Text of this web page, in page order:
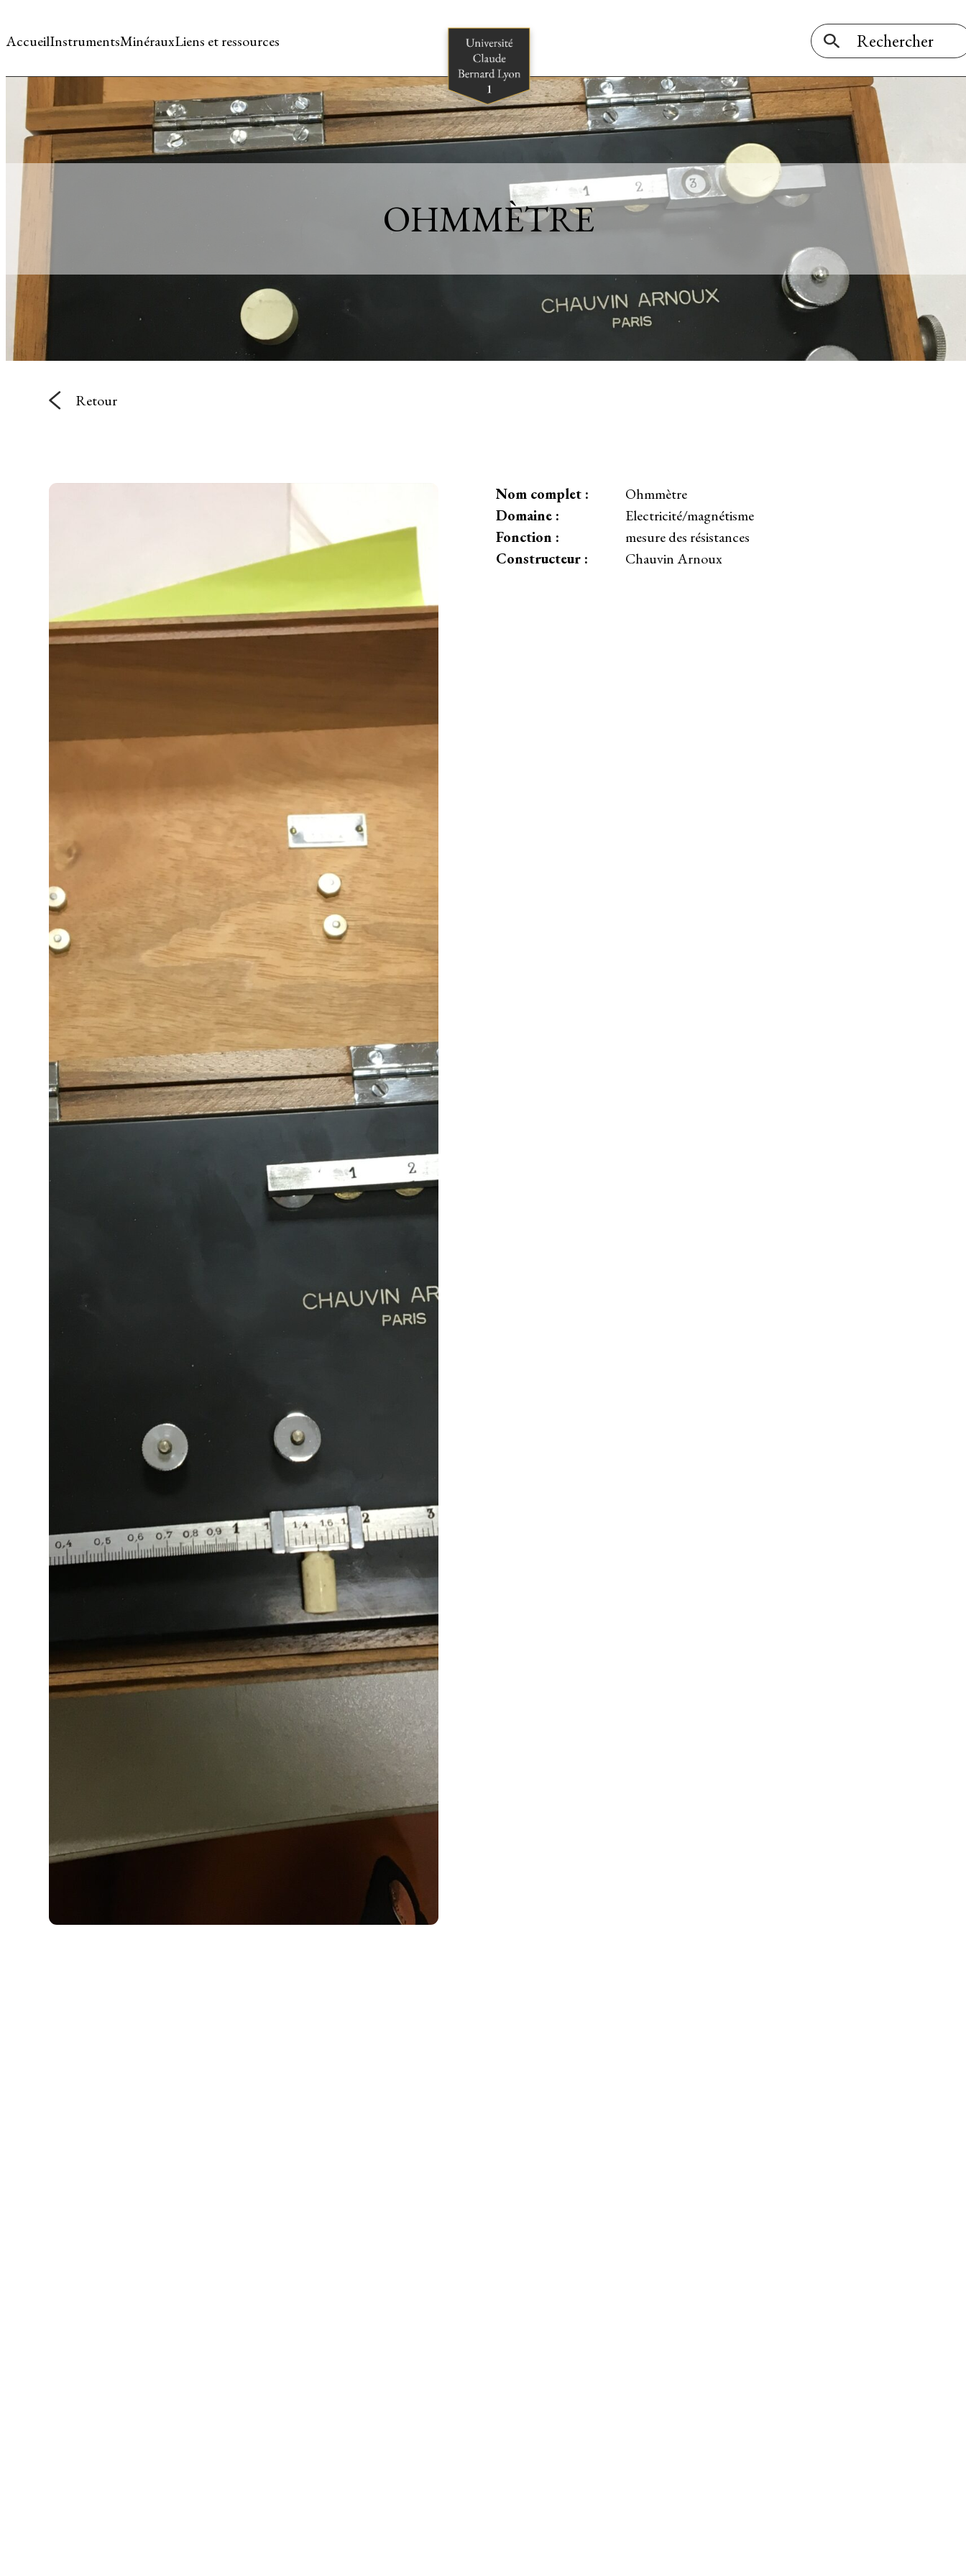
AccueilInstrumentsMinérauxLiens et ressources
OHMMÈTRE
Retour
Nom complet :
Ohmmètre
Domaine :
Electricité/magnétisme
Fonction :
mesure des résistances
Constructeur :
Chauvin Arnoux